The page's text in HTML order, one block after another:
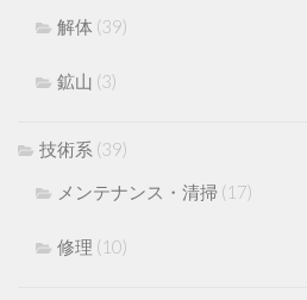
解体 (39)
鉱山 (3)
技術系 (39)
メンテナンス・清掃 (17)
修理 (10)